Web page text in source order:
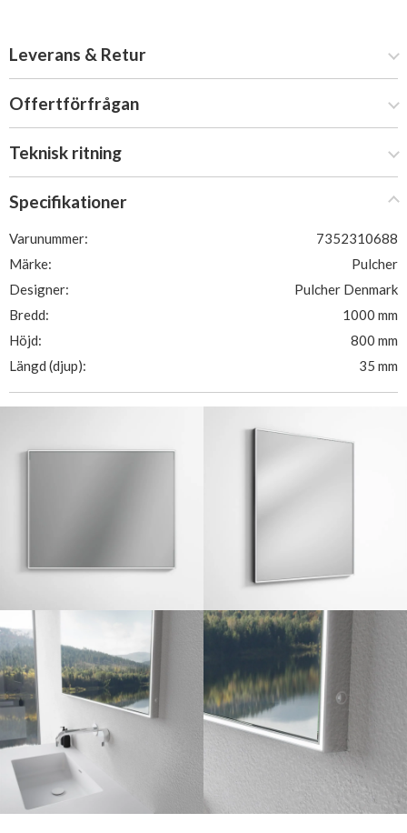
Leverans & Retur
Offertförfrågan
Teknisk ritning
Specifikationer
Varunummer:
7352310688
Märke:
Pulcher
Designer:
Pulcher Denmark
Bredd:
1000 mm
Höjd:
800 mm
Längd (djup):
35 mm